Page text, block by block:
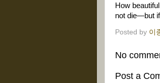
How
not die—but
Posted by 이
No
Post a